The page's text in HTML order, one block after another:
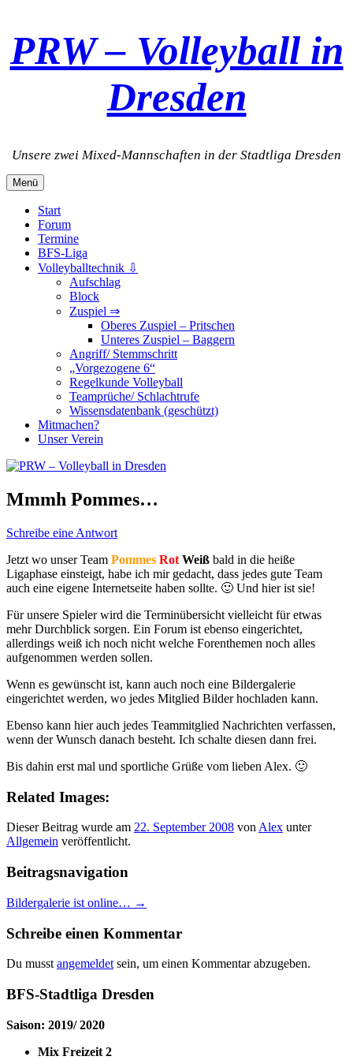
Inhalt
springen
PRW – Volleyball in
Dresden
Unsere zwei Mixed-Mannschaften in der Stadtliga Dresden
Menü
Start
Forum
Termine
BFS-Liga
Volleyballtechnik ⇩
Aufschlag
Block
Zuspiel ⇒
Oberes Zuspiel – Pritschen
Unteres Zuspiel – Baggern
Angriff/ Stemmschritt
„Vorgezogene 6“
Regelkunde Volleyball
Teamprüche/ Schlachtrufe
Wissensdatenbank (geschützt)
Mitmachen?
Unser Verein
Mmmh Pommes…
Schreibe eine Antwort
Jetzt wo unser Team Pommes Rot Weiß bald in die heiße
Ligaphase einsteigt, habe ich mir gedacht, dass jedes gute Team
auch eine eigene Internetseite haben sollte. 🙂 Und hier ist sie!
Für unsere Spieler wird die Terminübersicht vielleicht für etwas
mehr Durchblick sorgen. Ein Forum ist ebenso eingerichtet,
allerdings weiß ich noch nicht welche Forenthemen noch alles
aufgenommen werden sollen.
Wenn es gewünscht ist, kann auch noch eine Bildergalerie
eingerichtet werden, wo jedes Mitglied Bilder hochladen kann.
Ebenso kann hier auch jedes Teammitglied Nachrichten verfassen,
wenn der Wunsch danach besteht. Ich schalte diesen dann frei.
Bis dahin erst mal und sportliche Grüße vom lieben Alex. 🙂
Related Images:
Dieser Beitrag wurde am 22. September 2008 von Alex unter
Allgemein veröffentlicht.
Beitragsnavigation
Bildergalerie ist online… →
Schreibe einen Kommentar
Du musst angemeldet sein, um einen Kommentar abzugeben.
BFS-Stadtliga Dresden
Saison: 2019/ 2020
Mix Freizeit 2